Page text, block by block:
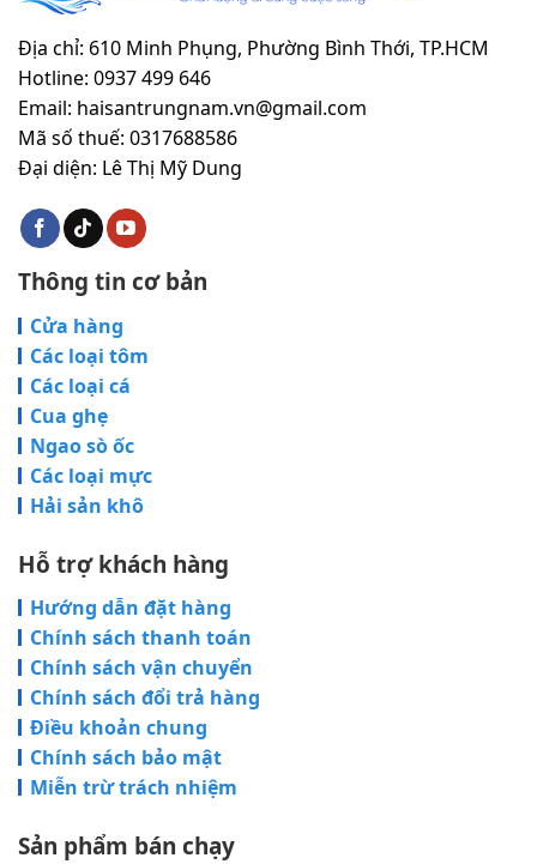
Địa chỉ: 610 Minh Phụng, Phường Bình Thới, TP.HCM
Hotline: 0937 499 646
Email: haisantrungnam.vn@gmail.com
Mã số thuế: 0317688586
Đại diện: Lê Thị Mỹ Dung
Thông tin cơ bản
Cửa hàng
Các loại tôm
Các loại cá
Cua ghẹ
Ngao sò ốc
Các loại mực
Hải sản khô
Hỗ trợ khách hàng
Hướng dẫn đặt hàng
Chính sách thanh toán
Chính sách vận chuyển
Chính sách đổi trả hàng
Điều khoản chung
Chính sách bảo mật
Miễn trừ trách nhiệm
Sản phẩm bán chạy